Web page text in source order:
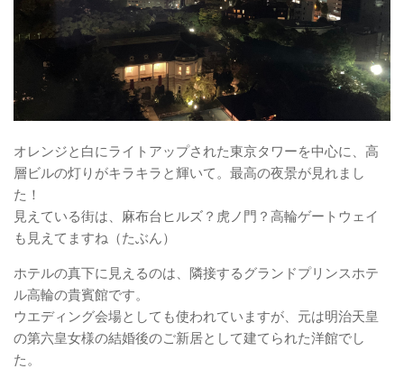
オレンジと白にライトアップされた東京タワーを中心に、高
層ビルの灯りがキラキラと輝いて。最高の夜景が見れまし
た！
見えている街は、麻布台ヒルズ？虎ノ門？高輪ゲートウェイ
も見えてますね（たぶん）
ホテルの真下に見えるのは、隣接するグランドプリンスホテ
ル高輪の貴賓館です。
ウエディング会場としても使われていますが、元は明治天皇
の第六皇女様の結婚後のご新居として建てられた洋館でし
た。